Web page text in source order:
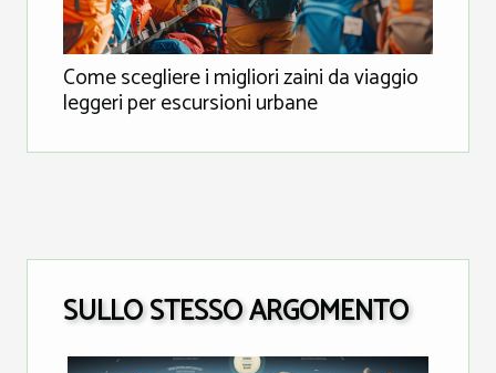
Come scegliere i migliori zaini da viaggio
leggeri per escursioni urbane
SULLO STESSO ARGOMENTO